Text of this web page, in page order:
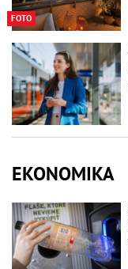
FOTO
EKONOMIKA